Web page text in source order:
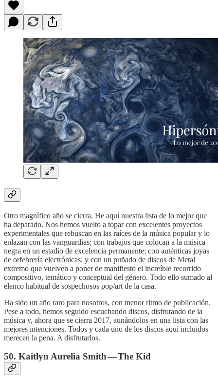
Otro magnífico año se cierra. He aquí nuestra lista de lo mejor que
ha deparado. Nos hemos vuelto a topar con excelentes proyectos
experimentales que rebuscan en las raíces de la música popular y lo
enlazan con las vanguardias; con trabajos que colocan a la música
negra en un estadio de excelencia permanente; con auténticas joyas
de orfebrería electrónicas; y con un puñado de discos de Metal
extremo que vuelven a poner de manifiesto el increíble recorrido
compositivo, temático y conceptual del género. Todo ello sumado al
elenco habitual de sospechosos pop/art de la casa.
Ha sido un año raro para nosotros, con menor ritmo de publicación.
Pese a todo, hemos seguido escuchando discos, disfrutando de la
música y, ahora que se cierra 2017, aunándolos en una lista con las
mejores intenciones. Todos y cada uno de los discos aquí incluidos
merecen la pena. A disfrutarlos.
50. Kaitlyn Aurelia Smith — The Kid